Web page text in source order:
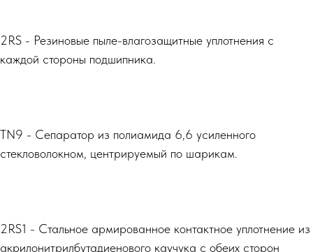
2RS - Резиновые пыле-влагозащитные уплотнения с
каждой стороны подшипника.
TN9 - Сепаратор из полиамида 6,6 усиленного
стекловолокном, центрируемый по шарикам.
2RS1 - Стальное армированное контактное уплотнение из
акрилонитрилбутадиенового каучука с обеих сторон